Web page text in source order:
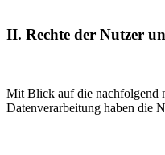
II. Rechte der Nutzer
Mit Blick auf die nachfolgend
Datenverarbeitung haben die